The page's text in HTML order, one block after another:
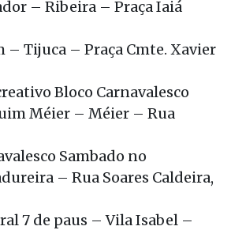
– Ribeira – Praça Iaiá
– Tijuca – Praça Cmte. Xavier
Bloco Carnavalesco
Méier – Méier – Rua
Sambado no
– Rua Soares Caldeira,
7 de paus – Vila Isabel –